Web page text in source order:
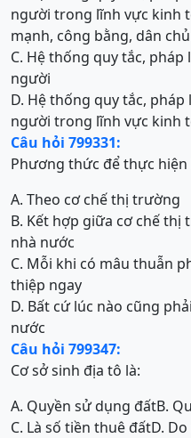
người trong lĩnh vực kinh
mạnh, công bằng, dân
C. Hệ thống quy tắc,
người
D. Hệ thống quy tắc,
người trong lĩnh vực kinh
Câu hỏi 799331:
Phương thức để thực hiện
A. Theo cơ chế thị trường
B. Kết hợp giữa cơ chế thị
nhà nước
C. Mỗi khi có mâu thuẫn
thiệp ngay
D. Bất cứ lúc nào cũng
nước
Câu hỏi 799347:
Cơ sở sinh địa tô là:
A. Quyền sử dụng đấtB.
C. Là số tiền thuê đấtD.